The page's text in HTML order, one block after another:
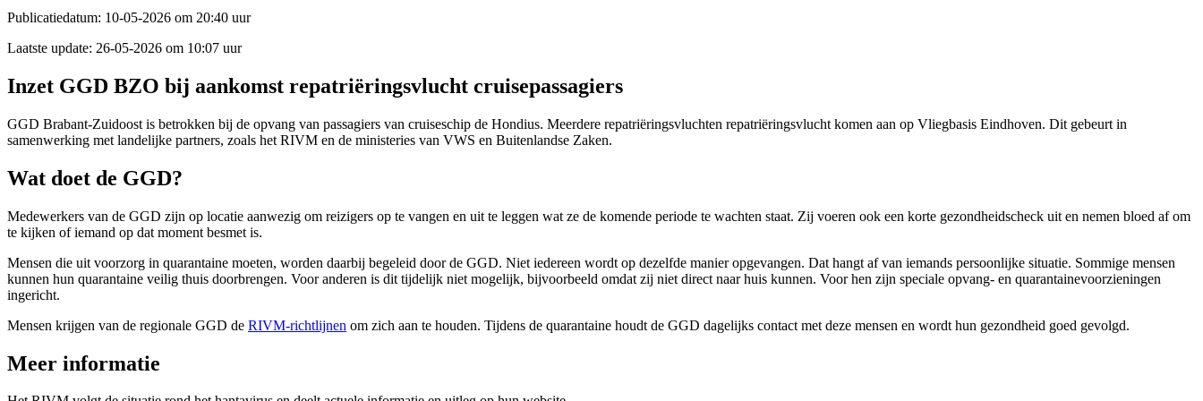
Publicatiedatum: 10-05-2026 om 20:40 uur
Laatste update: 26-05-2026 om 10:07 uur
Inzet GGD BZO bij aankomst repatriëringsvlucht cruisepassagiers
GGD Brabant-Zuidoost is betrokken bij de opvang van passagiers van cruiseschip de Hondius. Meerdere repatriëringsvluchten repatriëringsvlucht komen aan op Vliegbasis Eindhoven. Dit gebeurt in
samenwerking met landelijke partners, zoals het RIVM en de ministeries van VWS en Buitenlandse Zaken.
Wat doet de GGD?
Medewerkers van de GGD zijn op locatie aanwezig om reizigers op te vangen en uit te leggen wat ze de komende periode te wachten staat. Zij voeren ook een korte gezondheidscheck uit en nemen bloed afom
te kijken of iemand op dat moment besmet is.
Mensen die uit voorzorg in quarantaine moeten, worden daarbij begeleid door de GGD. Niet iedereen wordt op dezelfde manier opgevangen. Dat hangt af van iemands persoonlijke situatie. Sommige mensen
kunnen hun quarantaine veilig thuis doorbrengen. Voor anderen is dit tijdelijk niet mogelijk, bijvoorbeeld omdat zij niet direct naar huis kunnen. Voor hen zijn speciale opvang- en quarantainevoorzieningen
ingericht.
Mensen krijgen van de regionale GGD de RIVM-richtlijnen om zich aan te houden. Tijdens de quarantaine houdt de GGD dagelijks contact met deze mensen en wordt hun gezondheid goed gevolgd.
Meer informatie